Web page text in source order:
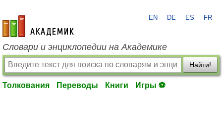
academic.ru
EN DE ES FR
Словари и энциклопедии на Академике
Найти!
Толкования Переводы Книги Игры ⚽